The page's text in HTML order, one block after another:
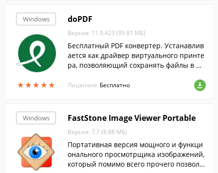
Windows
★★★★★
★★★★★
doPDF
Версия: 11.9.423 (95.81 МБ)
Бесплатный PDF конвертер. Устанавлив
ается как драйвер виртуального принте
ра, позволяющий сохранять файлы в фо
е поддерживает функцию печати.
Лицензия: Бесплатно
Windows FastStone Image Viewer Portable
Версия: 7.7 (8.88 МБ)
Портативная версия мощного и функци
онального просмотрщика изображений,
который помимо всего прочего позволя